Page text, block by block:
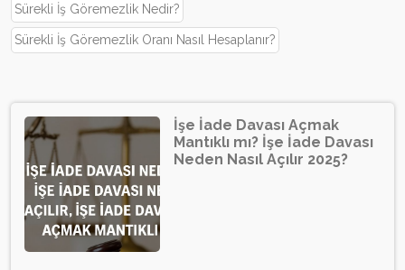
Sürekli İş Göremezlik Nedir?
Sürekli İş Göremezlik Oranı Nasıl Hesaplanır?
İşe İade Davası Açmak
Mantıklı mı? İşe İade Davası
Neden Nasıl Açılır 2025?